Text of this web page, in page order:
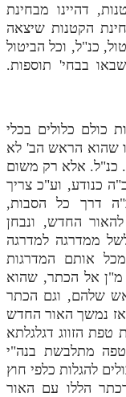
דהיינו מבחינת
הקטנות שיצאה
כנ"ל, וכל הביטול
בבחי' תוספות.
כולם כלולים בכלי
שהוא הראש הב' לא
כנ"ל. אלא רק משום
כנודע, וע"כ צריך
דרך כל הסבות,
החדש, ונבחן
ממדרגה למדרגה
אותם המדרגות
מ"ן אל הכתר, שהוא
שלהם, וגם הכתר
נמשך האור החדש
הזווג דגלגלתא
מתלבשת בנה"י
להגלות כלפי חוץ
הללו עם האור